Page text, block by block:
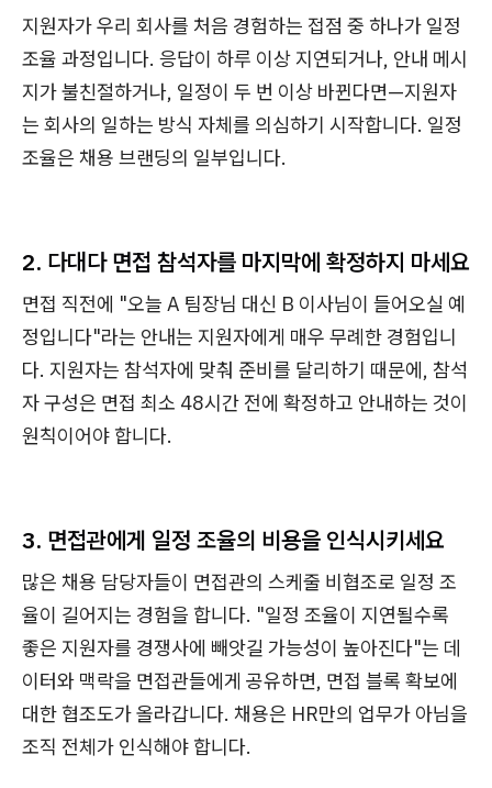
지원자가 우리 회사를 처음 경험하는 접점 중 하나가 일정
조율 과정입니다. 응답이 하루 이상 지연되거나, 안내 메시
지가 불친절하거나, 일정이 두 번 이상 바뀐다면—지원자
는 회사의 일하는 방식 자체를 의심하기 시작합니다. 일정
조율은 채용 브랜딩의 일부입니다.
2. 다대다 면접 참석자를 마지막에 확정하지 마세요
면접 직전에 "오늘 A 팀장님 대신 B 이사님이 들어오실 예
정입니다"라는 안내는 지원자에게 매우 무례한 경험입니
다. 지원자는 참석자에 맞춰 준비를 달리하기 때문에, 참석
자 구성은 면접 최소 48시간 전에 확정하고 안내하는 것이
원칙이어야 합니다.
3. 면접관에게 일정 조율의 비용을 인식시키세요
많은 채용 담당자들이 면접관의 스케줄 비협조로 일정 조
율이 길어지는 경험을 합니다. "일정 조율이 지연될수록
좋은 지원자를 경쟁사에 빼앗길 가능성이 높아진다"는 데
이터와 맥락을 면접관들에게 공유하면, 면접 블록 확보에
대한 협조도가 올라갑니다. 채용은 HR만의 업무가 아님을
조직 전체가 인식해야 합니다.